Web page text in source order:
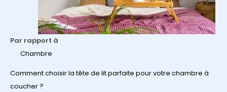
Par rapport à
Chambre
Comment choisir la tête de lit parfaite pour votre chambre à
coucher ?